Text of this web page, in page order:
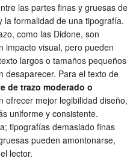
las partes finas y gruesas de
la formalidad de una tipografía.
como las Didone, son
impacto visual, pero pueden
largos o tamaños pequeños
desaparecer. Para el texto de
de trazo moderado o
ofrecer mejor legibilidad diseño,
uniforme y consistente.
tipografías demasiado finas
pueden amontonarse,
lector.